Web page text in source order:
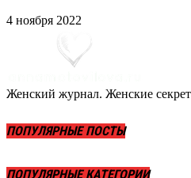
4 ноября 2022
Женский журнал. Женские
ПОПУЛЯРНЫЕ ПОСТЫ
ПОПУЛЯРНЫЕ КАТЕГОРИИ